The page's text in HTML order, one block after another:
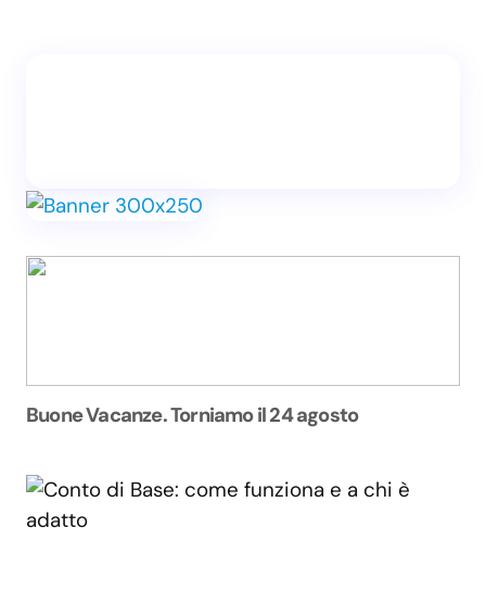
Buone Vacanze. Torniamo il 24 agosto